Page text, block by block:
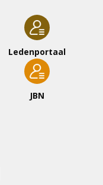
Ledenportaal
JBN